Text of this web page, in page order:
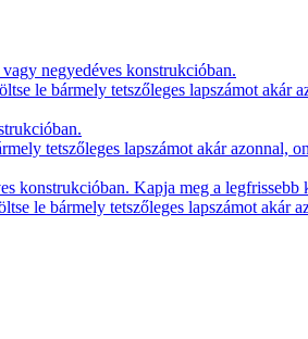
negyedéves konstrukcióban.
le bármely tetszőleges lapszámot akár
tetszőleges lapszámot akár azonnal,
konstrukcióban. Kapja meg a
le bármely tetszőleges lapszámot akár